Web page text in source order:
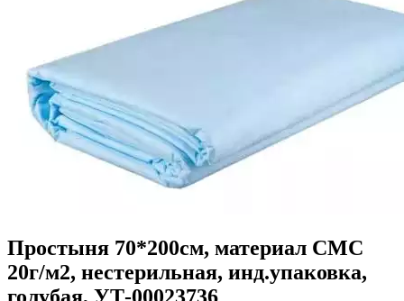
Простыня 70*200см, материал СМС
20г/м2, нестерильная, инд.упаковка,